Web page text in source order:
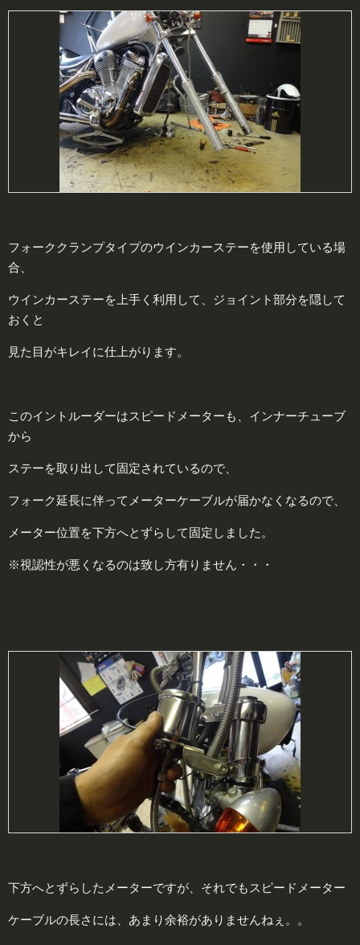
フォーククランプタイプのウインカーステーを使用している場
合、
ウインカーステーを上手く利用して、ジョイント部分を隠して
おくと
見た目がキレイに仕上がります。
このイントルーダーはスピードメーターも、インナーチューブ
から
ステーを取り出して固定されているので、
フォーク延長に伴ってメーターケーブルが届かなくなるので、
メーター位置を下方へとずらして固定しました。
※視認性が悪くなるのは致し方有りません・・・
下方へとずらしたメーターですが、それでもスピードメーター
ケーブルの長さには、あまり余裕がありませんねぇ。。